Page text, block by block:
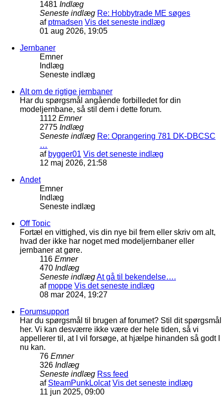
1481 Indlæg
Seneste indlæg Re: Hobbytrade ME søges
af ptmadsen Vis det seneste indlæg
01 aug 2026, 19:05
Jernbaner
Emner
Indlæg
Seneste indlæg
Alt om de rigtige jernbaner
Har du spørgsmål angående forbilledet for din
modeljernbane, så stil dem i dette forum.
1112 Emner
2775 Indlæg
Seneste indlæg Re: Oprangering 781 DK-DBCSC
…
af bygger01 Vis det seneste indlæg
12 maj 2026, 21:58
Andet
Emner
Indlæg
Seneste indlæg
Off Topic
Fortæl en vittighed, vis din nye bil frem eller skriv om alt,
hvad der ikke har noget med modeljernbaner eller
jernbaner at gøre.
116 Emner
470 Indlæg
Seneste indlægAt gå til bekendelse….
af moppe Vis det seneste indlæg
08 mar 2024, 19:27
Forumsupport
Har du spørgsmål til brugen af forumet? Stil dit spørgsmål
her. Vi kan desværre ikke være der hele tiden, så vi
appellerer til, at I vil forsøge, at hjælpe hinanden så godt I
nu kan.
76 Emner
326 Indlæg
Seneste indlæg Rss feed
af SteamPunkLolcat Vis det seneste indlæg
11 jun 2025, 09:00